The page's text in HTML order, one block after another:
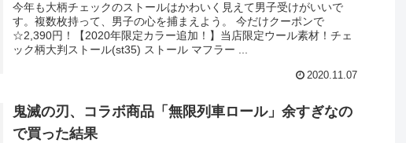
今年も大柄チェックのストールはかわいく見えて男子受けがいいで
す。複数枚持って、男子の心を捕まえよう。 今だけクーポンで
☆2,390円！【2020年限定カラー追加！】当店限定ウール素材！チェ
ック柄大判ストール(st35) ストール マフラー ...
2020.11.07
鬼滅の刃、コラボ商品「無限列車ロール」余すぎなの
で買った結果